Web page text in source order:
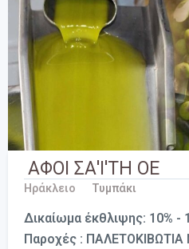
ΑΦΟΙ ΣΑ'Ι'ΤΗ ΟΕ
Ηράκλειο Τυμπάκι
Δικαίωμα έκθλιψης: 10% -
Παροχές :